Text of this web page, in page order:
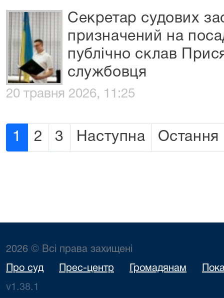
Секретар судових
призначений на
публічно склав
службовця
20 травня 2026, 11:25
1 2 3 Наступна Остання
2026 © Всі права захищені
Про суд Прес-центр Громадянам
v1.38.1